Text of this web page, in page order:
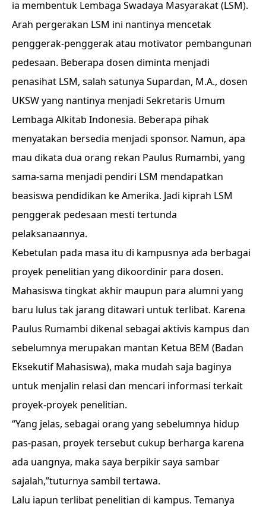
ia membentuk Lembaga Swadaya Masyarakat (LSM).
Arah pergerakan LSM ini nantinya mencetak
penggerak-penggerak atau motivator pembangunan
pedesaan. Beberapa dosen diminta menjadi
penasihat LSM, salah satunya Supardan, M.A., dosen
UKSW yang nantinya menjadi Sekretaris Umum
Lembaga Alkitab Indonesia. Beberapa pihak
menyatakan bersedia menjadi sponsor. Namun, apa
mau dikata dua orang rekan Paulus Rumambi, yang
sama-sama menjadi pendiri LSM mendapatkan
beasiswa pendidikan ke Amerika. Jadi kiprah LSM
penggerak pedesaan mesti tertunda
pelaksanaannya.
Kebetulan pada masa itu di kampusnya ada berbagai
proyek penelitian yang dikoordinir para dosen.
Mahasiswa tingkat akhir maupun para alumni yang
baru lulus tak jarang ditawari untuk terlibat. Karena
Paulus Rumambi dikenal sebagai aktivis kampus dan
sebelumnya merupakan mantan Ketua BEM (Badan
Eksekutif Mahasiswa), maka mudah saja baginya
untuk menjalin relasi dan mencari informasi terkait
proyek-proyek penelitian.
“Yang jelas, sebagai orang yang sebelumnya hidup
pas-pasan, proyek tersebut cukup berharga karena
ada uangnya, maka saya berpikir saya sambar
sajalah,”tuturnya sambil tertawa.
Lalu iapun terlibat penelitian di kampus. Temanya